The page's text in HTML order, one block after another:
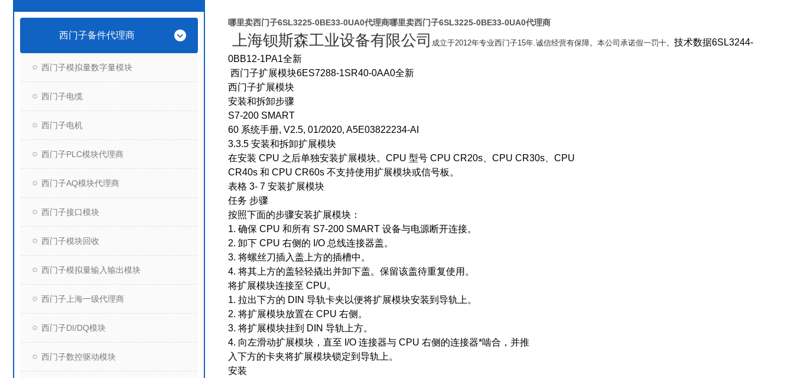
西门子备件代理商
西门子模拟量数字量模块
西门子电缆
西门子电机
西门子PLC模块代理商
西门子AQ模块代理商
西门子接口模块
西门子模块回收
西门子模拟量输入输出模块
西门子上海一级代理商
西门子DI/DQ模块
西门子数控驱动模块
哪里卖西门子6SL3225-0BE33-0UA0代理商哪里卖西门子6SL3225-0BE33-0UA0代理商
上海钡斯森工业设备有限公司 成立于2012年专业西门子15年.诚信经营有保障。本公司承诺假一罚十。 技术数据6SL3244-
0BB12-1PA1全新
西门子扩展模块6ES7288-1SR40-0AA0全新
西门子扩展模块
安装和拆卸步骤
S7-200 SMART
60 系统手册, V2.5, 01/2020, A5E03822234-AI
3.3.5 安装和拆卸扩展模块
在安装 CPU 之后单独安装扩展模块。CPU 型号 CPU CR20s、CPU CR30s、CPU
CR40s 和 CPU CR60s 不支持使用扩展模块或信号板。
表格 3- 7 安装扩展模块
任务 步骤
按照下面的步骤安装扩展模块：
1. 确保 CPU 和所有 S7-200 SMART 设备与电源断开连接。
2. 卸下 CPU 右侧的 I/O 总线连接器盖。
3. 将螺丝刀插入盖上方的插槽中。
4. 将其上方的盖轻轻撬出并卸下盖。保留该盖待重复使用。
将扩展模块连接至 CPU。
1. 拉出下方的 DIN 导轨卡夹以便将扩展模块安装到导轨上。
2. 将扩展模块放置在 CPU 右侧。
3. 将扩展模块挂到 DIN 导轨上方。
4. 向左滑动扩展模块，直至 I/O 连接器与 CPU 右侧的连接器*啮合，并推
入下方的卡夹将扩展模块锁定到导轨上。
安装